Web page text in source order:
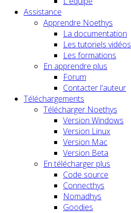
Assistance
Apprendre Noethys
La documentation
Les tutoriels vidéos
Les formations
En apprendre plus
Forum
Contacter l'auteur
Téléchargements
Télécharger Noethys
Version Windows
Version Linux
Version Mac
Version Beta
En télécharger plus
Code source
Connecthys
Nomadhys
Goodies